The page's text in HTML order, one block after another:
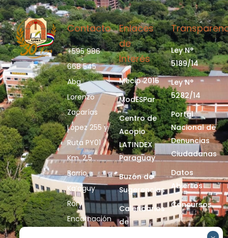
Contacto
+595 986
668 545
Abg.
Lorenzo
Zacarías
López 255 y
Ruta PY01
Km. 2,5
Barrio
Ka’aguy
Rory
Encarnación
Enlaces
de
Interés
Mecip 2015
ModESPar
Centro de
Acopio
LATINDEX
Paraguay
Buzón de
Sugerencias
Calendarios
de
Ley N°
5189/14
Ley N°
5282/14
Portal
Nacional de
Denuncias
Ciudadanas
Datos
Abiertos
Concursos